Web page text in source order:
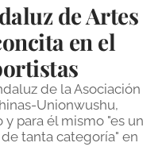
de Artes
en el
de la Asociación
Unionwushu,
para él mismo "es un
tanta categoría" en